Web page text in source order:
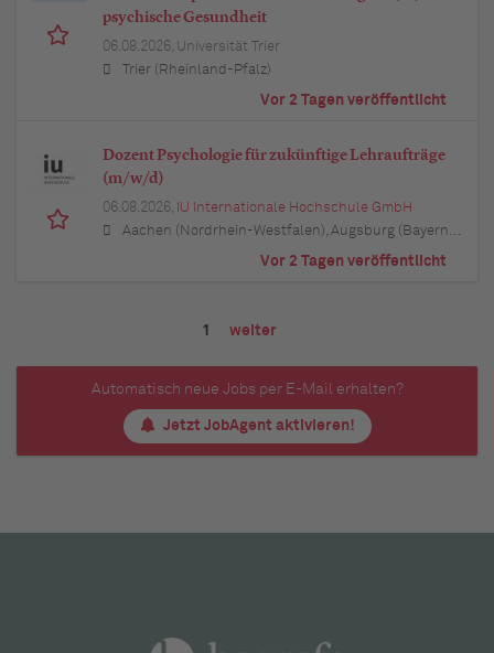
psychische Gesundheit
06.08.2026, Universität Trier
Trier (Rheinland-Pfalz)
Vor 2 Tagen veröffentlicht
Dozent Psychologie für zukünftige Lehraufträge
(m/w/d)
06.08.2026,
IU Internationale Hochschule GmbH
Aachen (Nordrhein-Westfalen), Augsburg (Bayern), Berlin, Bielefeld (Nordrhein-Westfalen), Bochum (Nordrhein-Westfalen), Bonn (Nordrhein-Westfalen), Braunschweig (Niedersachsen), Bremen, Dortmund (Nordrhein-Westfalen), Dresden (Sachsen), Duisburg (Nordrhein-Westfalen), Düsseldorf (Nordrhein-Westfalen), Erfurt (Thüringen), Essen (Nordrhein-Westfalen), Freiburg im Breisgau (Baden-Württemberg), Hamburg, Hannover (Niedersachsen), Karlsruhe (Baden-Württemberg), Kiel (Schleswig-Holstein), Köln (Nordrhein-Westfalen), Leipzig (Sachsen), Lübeck (Schleswig-Holstein), München (Bayern), Mannheim (Baden-Württemberg), München (Bayern), Münster (Nordrhein-Westfalen), Nürnberg (Bayern), Regensburg (Bayern), Rostock (Mecklenburg-Vorpommern), Stuttgart (Baden-Württemberg), Ulm (Baden-Württemberg), Wuppertal (Nordrhein-Westfalen)
Vor 2 Tagen veröffentlicht
1 weiter
Automatisch neue Jobs per E-Mail erhalten?
Jetzt JobAgent aktivieren!